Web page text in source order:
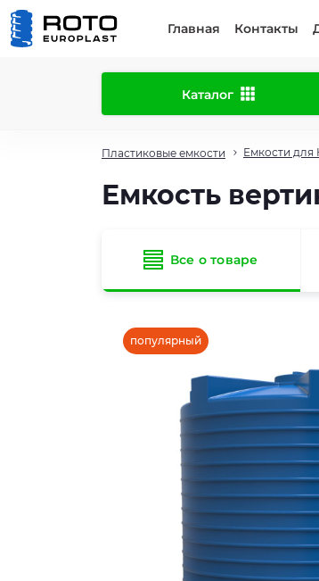
Главная Контакты
Каталог
Пластиковые емкости Емкости для
Емкость
Все о товаре
популярный